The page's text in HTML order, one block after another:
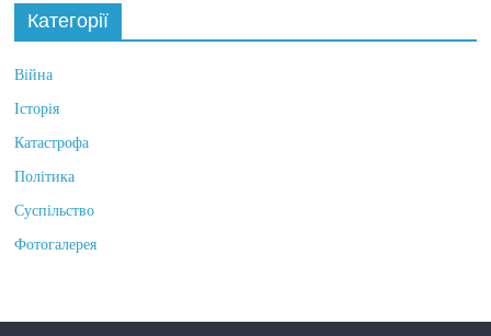
Категорії
Війна
Історія
Катастрофа
Політика
Суспільство
Фотогалерея